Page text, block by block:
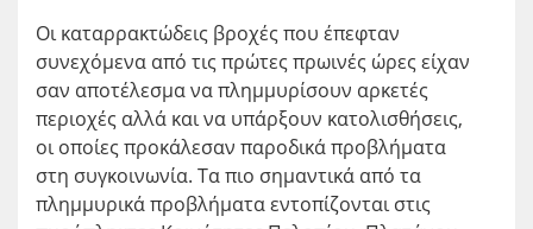
Οι καταρρακτώδεις βροχές που έπεφταν
συνεχόμενα από τις πρώτες πρωινές ώρες είχαν
σαν αποτέλεσμα να πλημμυρίσουν αρκετές
περιοχές αλλά και να υπάρξουν κατολισθήσεις,
οι οποίες προκάλεσαν παροδικά προβλήματα
στη συγκοινωνία. Τα πιο σημαντικά από τα
πλημμυρικά προβλήματα εντοπίζονται στις